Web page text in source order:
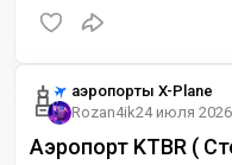
аэропорты X-Plane
Rozan4ik24 июля
Аэропорт KTBR (